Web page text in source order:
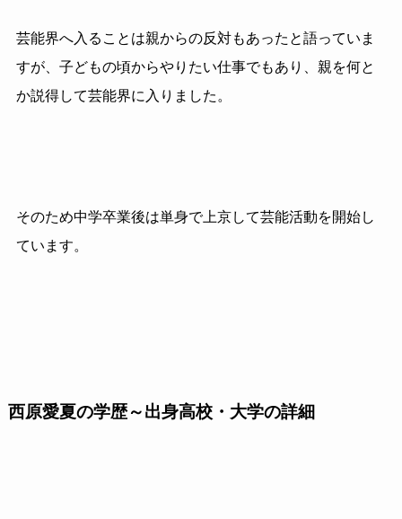
芸能界へ入ることは親からの反対もあったと語っていま
すが、子どもの頃からやりたい仕事でもあり、親を何と
か説得して芸能界に入りました。
そのため中学卒業後は単身で上京して芸能活動を開始し
ています。
西原愛夏の学歴～出身高校・大学の詳細